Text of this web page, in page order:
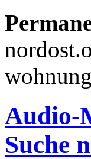
Audio-
Suche